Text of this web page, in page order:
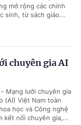
mở rộng các chính
sinh, từ sách giáo...
chuyên gia AI
Mạng lưới chuyên gia
(AI) Việt Nam toàn
học và Công nghệ
kết nối chuyên gia,...